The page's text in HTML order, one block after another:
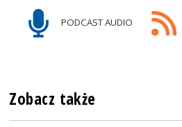
PODCAST AUDIO
Zobacz także